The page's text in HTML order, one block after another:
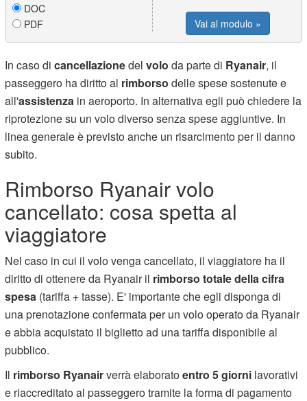
DOC
PDF
Vai al modulo »
In caso dicancellazionedelvoloda parte di Ryanair, il
passeggero ha diritto al rimborsodelle spese sostenute e
all'assistenza in aeroporto. In alternativa egli può chiedere la
riprotezione su un volo diverso senza spese aggiuntive. In
linea generale è previsto anche un risarcimento per il danno
subito.
Rimborso Ryanair volo
cancellato: cosa spetta al
viaggiatore
Nel caso in cui il volo venga cancellato, il viaggiatore ha il
diritto di ottenere da Ryanair il rimborso totale della cifra
spesa (tariffa + tasse). E' importante che egli disponga di
una prenotazione confermata per un volo operato da Ryanair
e abbia acquistato il biglietto ad una tariffa disponibile al
pubblico.
Il rimborso Ryanairverrà elaboratoentro 5 giorni lavorativi
e riaccreditato al passeggero tramite la forma di pagamento